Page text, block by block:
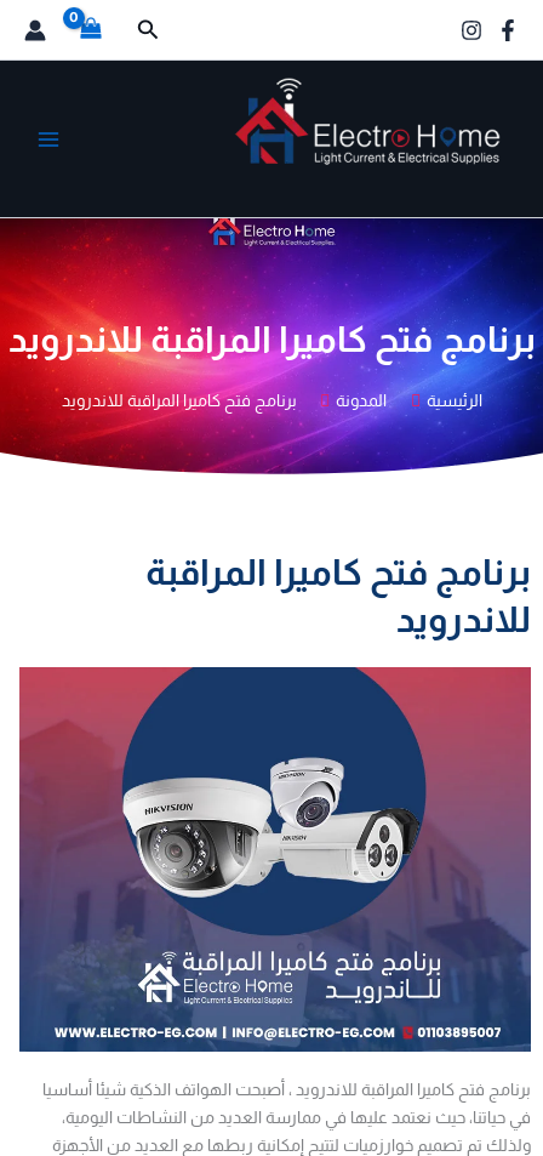
البحث
برنامج فتح كاميرا المراقبة للاندرويد
الرئيسية المدونة برنامج فتح كاميرا المراقبة للاندرويد
برنامج فتح كاميرا المراقبة
للاندرويد
برنامج فتح كاميرا المراقبة للاندرويد ، أصبحت الهواتف الذكية شيئا أساسيا
في حياتنا، حيث نعتمد عليها في ممارسة العديد من النشاطات اليومية،
ولذلك تم تصميم خوارزميات لتتيح إمكانية ربطها مع العديد من الأجهزة